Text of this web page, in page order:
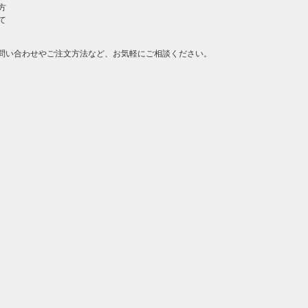
い合わせやご注文方法など、お気軽にご相談ください。